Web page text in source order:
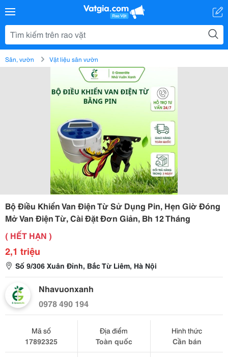
Sân, vườn Vật liệu sân vườn
Bộ Điều Khiển Van Điện Từ Sử Dụng Pin, Hẹn Giờ Đóng
Mở Van Điện Từ, Cài Đặt Đơn Giản, Bh 12 Tháng
( HẾT HẠN )
2,1 triệu
Số 9/306 Xuân Đỉnh, Bắc Từ Liêm, Hà Nội
Nhavuonxanh
0978 490 194
Mã số
17892325
Địa điểm
Toàn quốc
Hình thức
Cần bán